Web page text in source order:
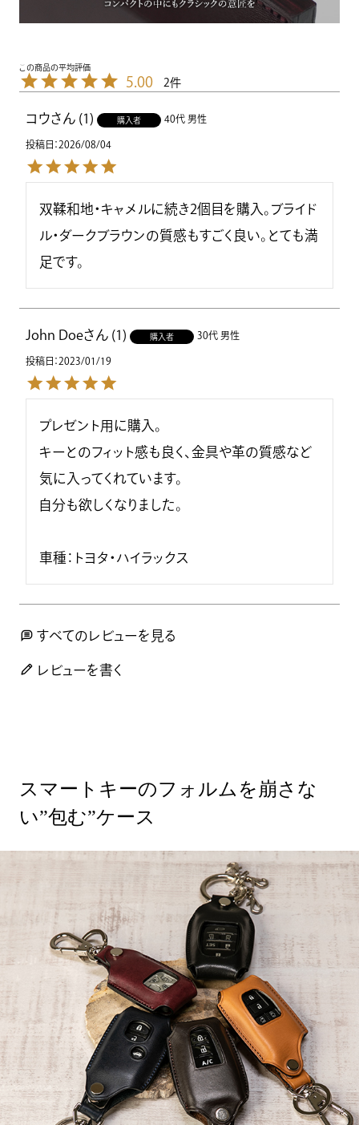
5.00 2
コウ 1 購入者 40代 男性
投稿日 2026/08/04
双鞣和地・キャメルに続き2個目を購入。ブライド
ル・ダークブラウンの質感もすごく良い。とても満
John Doe 1 購入者 30代 男性
投稿日 2023/01/19
プレゼント用に購入。
キーとのフィット感も良く、金具や革の質感など
気に入ってくれています。
自分も欲しくなりました。
車種：トヨタ・ハイラックス
すべてのレビューを見る
レビューを書く
スマートキーのフォルムを崩さな
い”包む”ケース